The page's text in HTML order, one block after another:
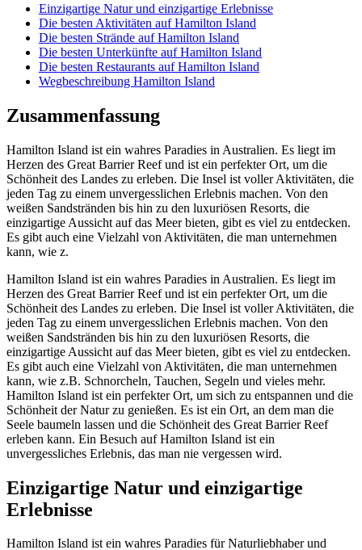
Einzigartige Natur und einzigartige Erlebnisse
Die besten Aktivitäten auf Hamilton Island
Die besten Strände auf Hamilton Island
Die besten Unterkünfte auf Hamilton Island
Die besten Restaurants auf Hamilton Island
Wegbeschreibung Hamilton Island
Zusammenfassung
Hamilton Island ist ein wahres Paradies in Australien. Es liegt im
Herzen des Great Barrier Reef und ist ein perfekter Ort, um die
Schönheit des Landes zu erleben. Die Insel ist voller Aktivitäten, die
jeden Tag zu einem unvergesslichen Erlebnis machen. Von den
weißen Sandstränden bis hin zu den luxuriösen Resorts, die
einzigartige Aussicht auf das Meer bieten, gibt es viel zu entdecken.
Es gibt auch eine Vielzahl von Aktivitäten, die man unternehmen
kann, wie z.
Hamilton Island ist ein wahres Paradies in Australien. Es liegt im
Herzen des Great Barrier Reef und ist ein perfekter Ort, um die
Schönheit des Landes zu erleben. Die Insel ist voller Aktivitäten, die
jeden Tag zu einem unvergesslichen Erlebnis machen. Von den
weißen Sandstränden bis hin zu den luxuriösen Resorts, die
einzigartige Aussicht auf das Meer bieten, gibt es viel zu entdecken.
Es gibt auch eine Vielzahl von Aktivitäten, die man unternehmen
kann, wie z.B. Schnorcheln, Tauchen, Segeln und vieles mehr.
Hamilton Island ist ein perfekter Ort, um sich zu entspannen und die
Schönheit der Natur zu genießen. Es ist ein Ort, an dem man die
Seele baumeln lassen und die Schönheit des Great Barrier Reef
erleben kann. Ein Besuch auf Hamilton Island ist ein
unvergessliches Erlebnis, das man nie vergessen wird.
Einzigartige Natur und einzigartige
Erlebnisse
Hamilton Island ist ein wahres Paradies für Naturliebhaber und